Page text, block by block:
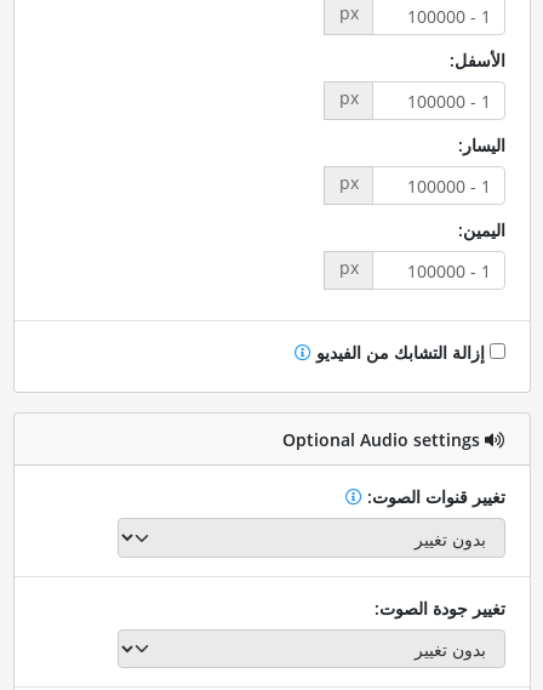
px
الأسفل:
px
اليسار:
px
اليمين:
px
إزالة التشابك من الفيديو
Optional Audio settings
تغيير قنوات الصوت:
تغيير جودة الصوت: